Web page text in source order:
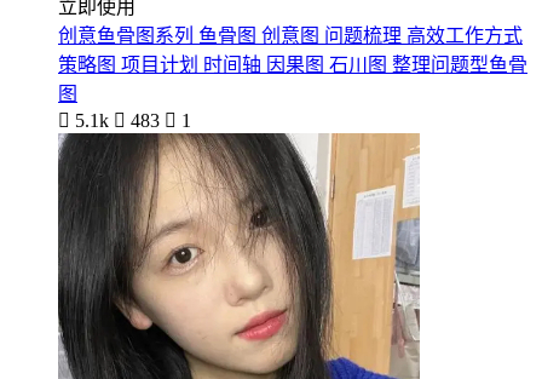
立即使用
创意鱼骨图系列 鱼骨图 创意图 问题梳理 高效工作方式
策略图 项目计划 时间轴 因果图 石川图 整理问题型鱼骨
图
 5.1k  483  1